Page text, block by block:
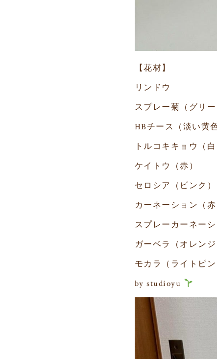
【花材】
リンドウ
スプレー菊（グリー
HBチース（淡い黄色
トルコキキョウ（白
ケイトウ（赤）
セロシア（ピンク）
カーネーション（赤
スプレーカーネー
ガーベラ（オレンジ
モカラ（ライトピン
by studioyu